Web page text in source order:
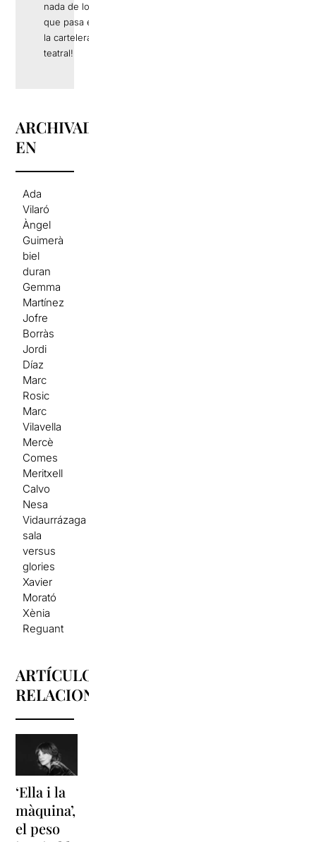
nada de lo
que pasa en
la cartelera
teatral!
ARCHIVADO
EN
Ada
Vilaró
Àngel
Guimerà
biel
duran
Gemma
Martínez
Jofre
Borràs
Jordi
Díaz
Marc
Rosic
Marc
Vilavella
Mercè
Comes
Meritxell
Calvo
Nesa
Vidaurrázaga
sala
versus
glories
Xavier
Morató
Xènia
Reguant
ARTÍCULOS
RELACIONADOS
‘Ella i la
màquina’,
el peso